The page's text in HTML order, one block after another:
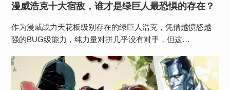
漫威浩克十大宿敌，谁才是绿巨人最恐惧的存在？
作为漫威战力天花板级别存在的绿巨人浩克，凭借越愤怒越
强的BUG级能力，纯力量对拼几乎没有对手，但这…